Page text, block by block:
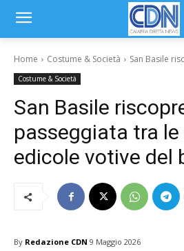
Home Costume & Società San Basile
Costume & Società
San Basile
passeggiata tra
edicole votive del
By Redazione CDN 9 Maggio 2026